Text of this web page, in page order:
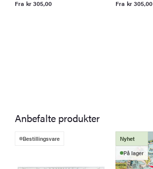
Fra kr305,00 Fra kr305,00
Anbefalte produkter
Bestillingsvare
Nyhet
På lager